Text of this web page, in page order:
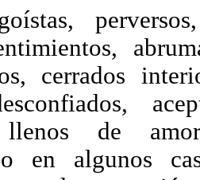
cerrados
llenos de
o en algunos